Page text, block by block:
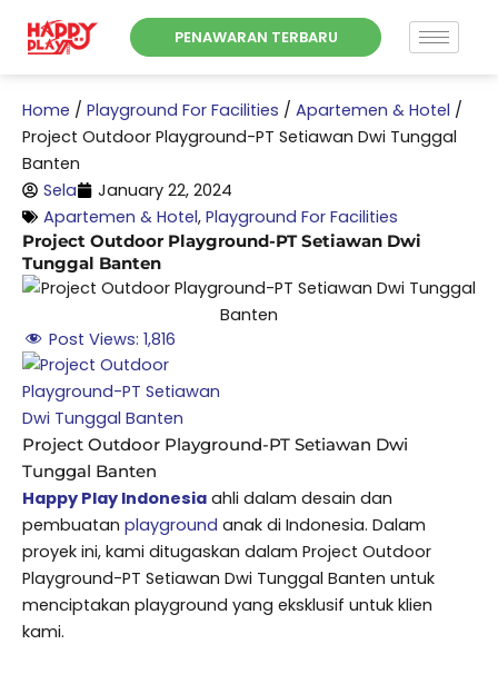
PENAWARAN TERBARU
Home / Playground For Facilities / Apartemen & Hotel /
Project Outdoor Playground-PT Setiawan Dwi Tunggal
Banten
Sela
January 22, 2024
Apartemen & Hotel, Playground For Facilities
Project Outdoor Playground-PT Setiawan Dwi
Tunggal Banten
Post Views: 1,816
Project Outdoor Playground-PT Setiawan Dwi
Tunggal Banten
Happy Play Indonesia ahli dalam desain dan
pembuatan playground anak di Indonesia. Dalam
proyek ini, kami ditugaskan dalam Project Outdoor
Playground-PT Setiawan Dwi Tunggal Banten untuk
menciptakan playground yang eksklusif untuk klien
kami.